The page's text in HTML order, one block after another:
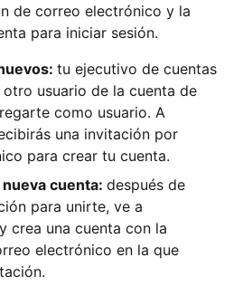
de correo electrónico y la
para iniciar sesión.
tu ejecutivo de cuentas
usuario de la cuenta de
como usuario. A
una invitación por
para crear tu cuenta.
cuenta: después de
para unirte, ve a
y crea una cuenta con la
electrónico en la que